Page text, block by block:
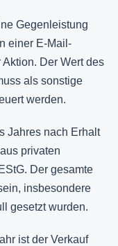
Gegenleistung
einer E-Mail-
Der Wert des
als sonstige
werden.
Jahres nach Erhalt
privaten
Der gesamte
insbesondere
gesetzt wurden.
ist der Verkauf